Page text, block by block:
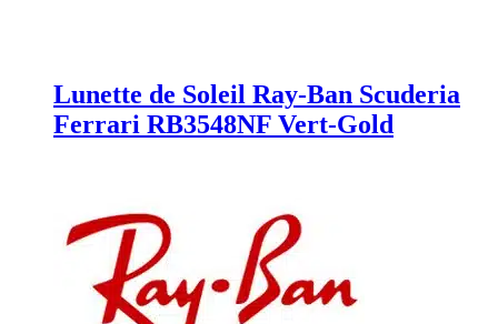
Lunette de Soleil Ray-Ban Scuderia
Ferrari RB3548NF Vert-Gold